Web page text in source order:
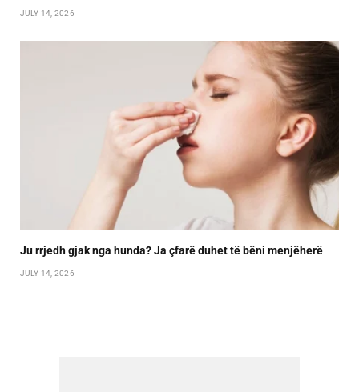
JULY 14, 2026
Ju rrjedh gjak nga hunda? Ja çfarë duhet të bëni menjëherë
JULY 14, 2026